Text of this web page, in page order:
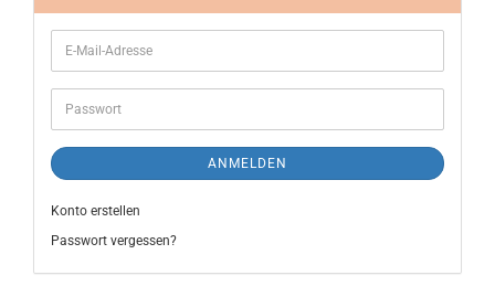
ANMELDEN
Konto erstellen
Passwort vergessen?